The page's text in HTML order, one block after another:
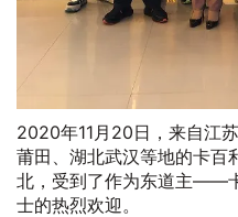
2020年11月20日，来自江
莆田、湖北武汉等地的卡百
北，受到了作为东道主——
士的热烈欢迎。